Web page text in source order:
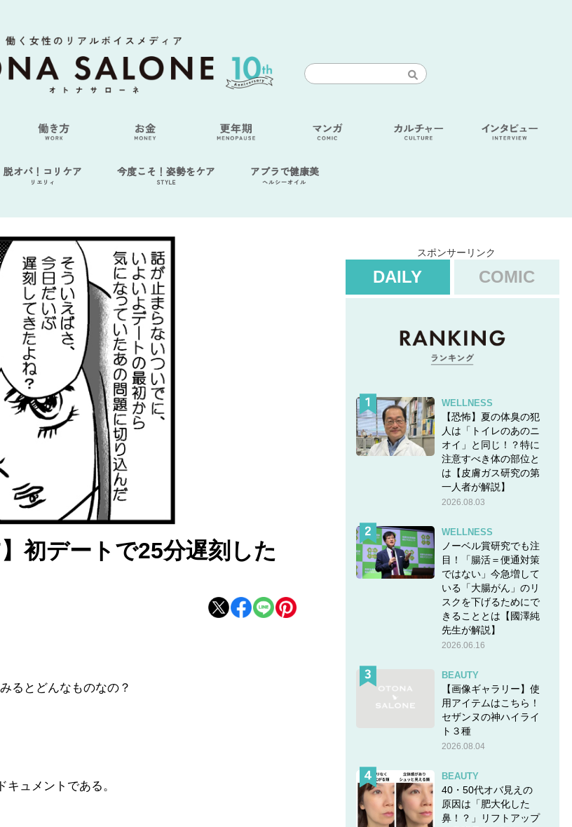
脱オバ！コリケア
リエリィ
今度こそ！姿勢をケア
STYLE
アブラで健康美
ヘルシーオイル
初デートで25分遅刻した
るとどんなものなの？
ュメントである。
スポンサーリンク
DAILY COMIC
WELLNESS
【恐怖】夏の体臭の犯
人は「トイレのあのニ
オイ」と同じ！？特に
注意すべき体の部位と
は【皮膚ガス研究の第
一人者が解説】
2026.08.03
WELLNESS
ノーベル賞研究でも注
目！「腸活＝便通対策
ではない」今急増して
いる「大腸がん」のリ
スクを下げるためにで
きることとは【國澤純
先生が解説】
2026.06.16
BEAUTY
【画像ギャラリー】使
用アイテムはこちら！
セザンヌの神ハイライ
ト３種
2026.08.04
BEAUTY
40・50代オバ見えの
原因は「肥大化した
鼻！？」リフトアップ